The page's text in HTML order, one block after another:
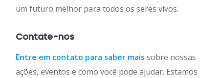
um futuro melhor para todos os seres vivos.
Contate-nos
Entre em contato para saber mais sobre nossas
ações, eventos e como você pode ajudar. Estamos